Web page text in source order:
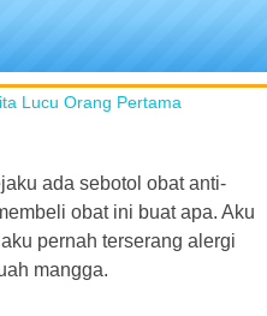
Lucu Orang Pertama
ada sebotol obat anti-
obat ini buat apa. Aku
pernah terserang alergi
mangga.